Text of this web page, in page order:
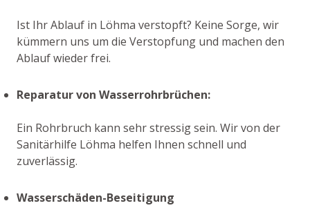
Ist Ihr Ablauf in Löhma verstopft? Keine Sorge, wir
kümmern uns um die Verstopfung und machen den
Ablauf wieder frei.
Reparatur von Wasserrohrbrüchen:
Ein Rohrbruch kann sehr stressig sein. Wir von der
Sanitärhilfe Löhma helfen Ihnen schnell und
zuverlässig.
Wasserschäden-Beseitigung